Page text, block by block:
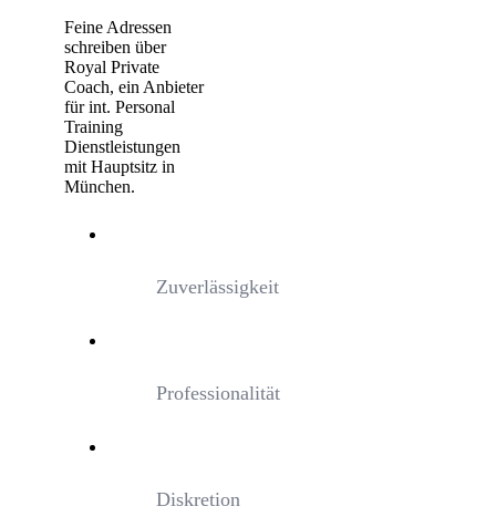
Feine Adressen
schreiben über
Royal Private
Coach, ein Anbieter
für int. Personal
Training
Dienstleistungen
mit Hauptsitz in
München.
Zuverlässigkeit
Professionalität
Diskretion